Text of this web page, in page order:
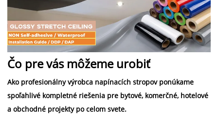
Čo pre vás môžeme urobiť
Ako profesionálny výrobca napínacích stropov ponúkame
spoľahlivé kompletné riešenia pre bytové, komerčné, hotelové
a obchodné projekty po celom svete.